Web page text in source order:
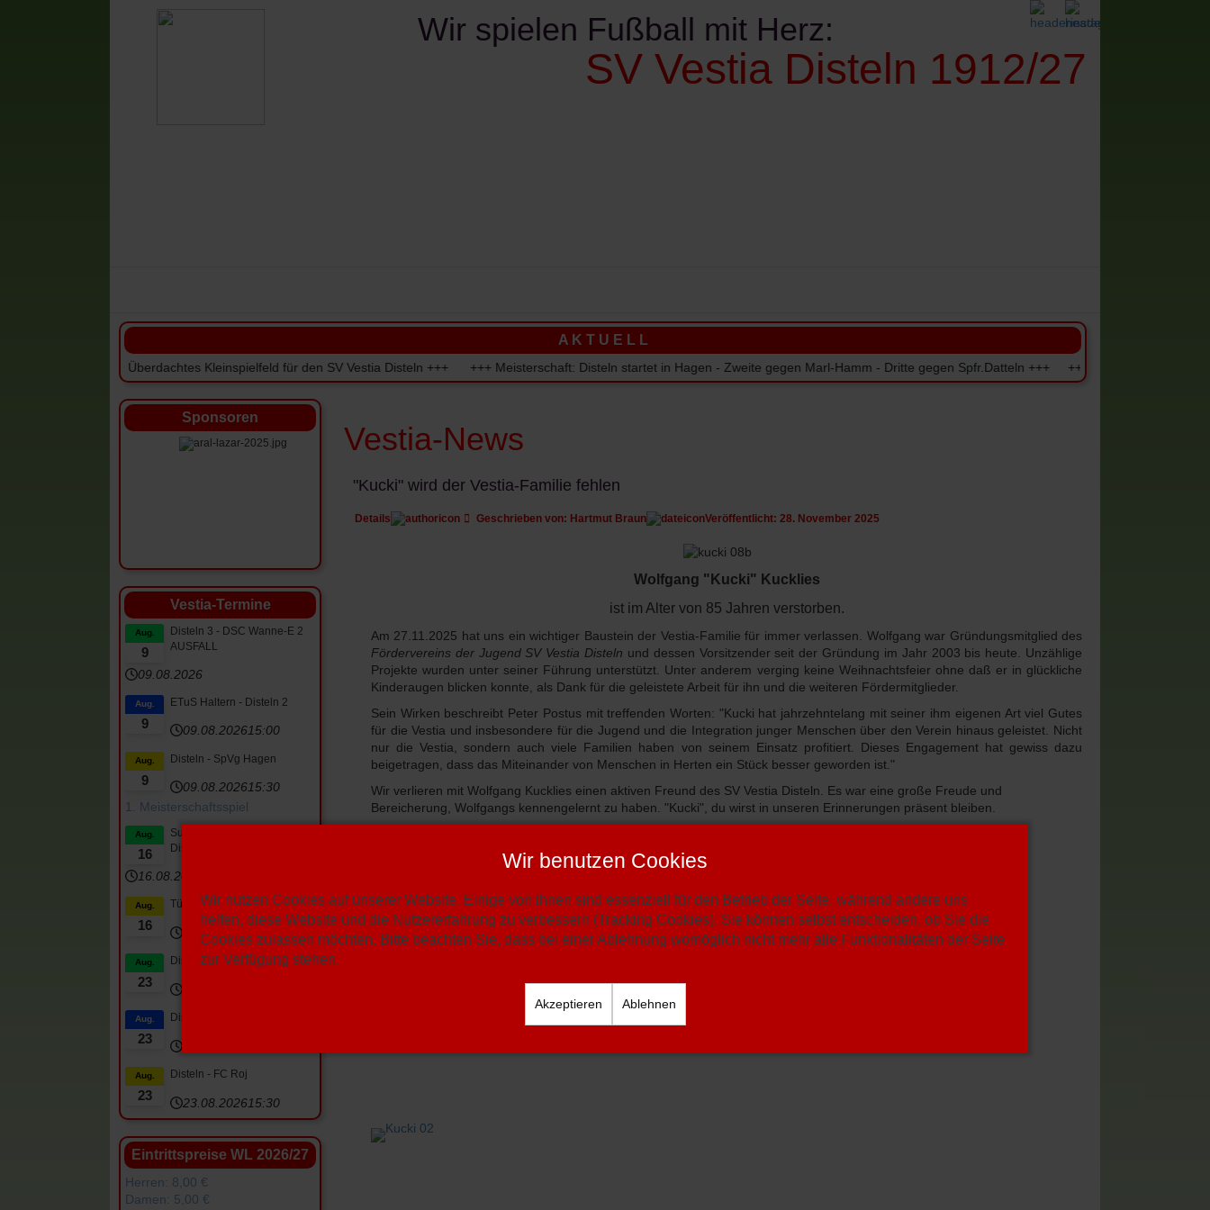
SV Vestia Disteln 1912/27
Wir spielen Fußball mit Herz:
A K T U E L L
+++ Überdachtes Kleinspielfeld für den SV Vestia Disteln +++ +++ Meisterschaft: Disteln startet in Hagen - Zweite gegen Marl-Hamm - Dritte gegen Spfr.Datteln +++ +++ Einzugstermine der Beiträge
Sponsoren
Vestia-Termine
9
Aug.
Disteln 3 - DSC Wanne-E 2
AUSFALL
09.08.2026
9
Aug. ETuS Haltern - Disteln 2
09.08.202615:00
9
Aug. Disteln - SpVg Hagen
09.08.202615:30
1. Meisterschaftsspiel
16
Aug.
SuS Hervest-Dorsten 2 -
Disteln 3
16.08.2026
16
Aug. Türkspor DO - Disteln
16.08.2026 15:00
23
Aug. Disteln 3 - SC Marl-Hamm 2
23
Aug. Disteln 2 - DJK Spfr.Datteln
23
Aug. Disteln - FC Roj
23.08.202615:30
Eintrittspreise WL 2026/27
Herren: 8,00 €
Damen: 5,00 €
Vestia-News
"Kucki" wird der Vestia-Familie fehlen
Details Geschrieben von: Hartmut Braun Veröffentlicht: 28. November 2025
Wolfgang "Kucki" Kucklies
ist im Alter von 85 Jahren verstorben.
Am 27.11.2025 hat uns ein wichtiger Baustein der Vestia-Familie für immer verlassen. Wolfgang war Gründungsmitglied des
Fördervereins der Jugend SV Vestia Disteln und dessen Vorsitzender seit der Gründung im Jahr 2003 bis heute. Unzählige
Projekte wurden unter seiner Führung unterstützt. Unter anderem verging keine Weihnachtsfeier ohne daß er in glückliche
Kinderaugen blicken konnte, als Dank für die geleistete Arbeit für ihn und die weiteren Fördermitglieder.
Sein Wirken beschreibt Peter Postus mit treffenden Worten: "Kucki hat jahrzehntelang mit seiner ihm eigenen Art viel Gutes
für die Vestia und insbesondere für die Jugend und die Integration junger Menschen über den Verein hinaus geleistet. Nicht
nur die Vestia, sondern auch viele Familien haben von seinem Einsatz profitiert. Dieses Engagement hat gewiss dazu
beigetragen, dass das Miteinander von Menschen in Herten ein Stück besser geworden ist."
Wir verlieren mit Wolfgang Kucklies einen aktiven Freund des SV Vestia Disteln. Es war eine große Freude und
Bereicherung, Wolfgangs kennengelernt zu haben. "Kucki", du wirst in unseren Erinnerungen präsent bleiben.
Wir benutzen Cookies
Wir nutzen Cookies auf unserer Website. Einige von ihnen sind essenziell für den Betrieb der Seite, während andere uns
helfen, diese Website und die Nutzererfahrung zu verbessern (Tracking Cookies). Sie können selbst entscheiden, ob Sie die
Cookies zulassen möchten. Bitte beachten Sie, dass bei einer Ablehnung womöglich nicht mehr alle Funktionalitäten der Seite
zur Verfügung stehen.
Akzeptieren Ablehnen